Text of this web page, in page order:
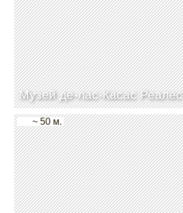
Музей де-лас-Касас Реалес
~ 50 м.